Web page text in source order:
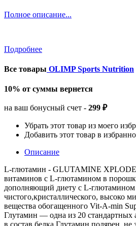
Полное описание...
Подробнее
Все товары OLIMP Sports Nutrition
10% от суммы вернется
на ваш бонусный счет - 299 ₽
Убрать этот товар из моего
Добавить этот товар в
Описание
L-глютамин - GLUTAMINE
витаминов с L-глютамином в
дополняющий диету с L-глютамином
чистого,кристаллического, высоко
вещества обогащенного Vit-A-min
Глутамин — одна из 20 стандартных